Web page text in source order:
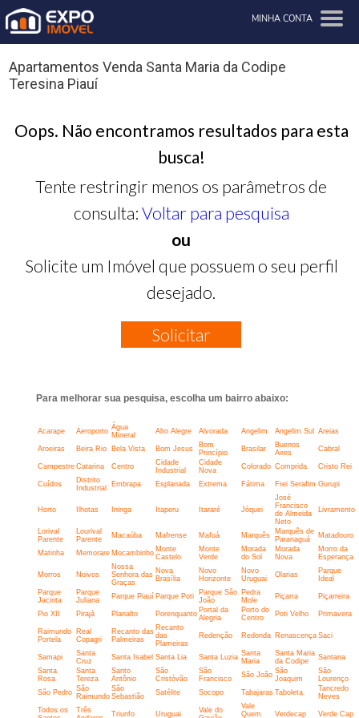
MINHA CONTA
Apartamentos Venda Santa Maria da Codipe
Teresina Piauí
Oops. Não encontramos resultados para esta
busca!
Tente restringir menos os parâmetros de
consulta: Voltar para pesquisa
ou
Solicite um Imóvel que possuem o seu perfil
desejado.
Solicitar
Para melhorar sua pesquisa, escolha um bairro abaixo:
Acarape Aeroporto Água
Mineral
Alto Alegre Alvorada Angelim Angelim Sul Areias
Aroeiras Beira Rio Bela Vista Bom Jesus
Bom
Princípio
Brasilar
Buenos
Aires
Cabral
Campestre Catarina Centro
Cidade
Industrial
Cidade
Nova
Colorado Comprida Cristo Rei
Cuídos
Distrito
Industrial
Embrapa Esplanada Extrema Fátima Frei Serafim Gurupi
Horto Ilhotas Ininga Itaperu Itararé Jóquei
José
Francisco
de Almeida
Neto
Livramento
Lorival
Parente
Lourival
Parente
Macaúba Mafrense Mafuá Marquês
Marquês de
Paranaguá
Matadouro
Matinha Memorare Mocambinho Monte
Castelo
Monte
Verde
Morada
do Sol
Morada
Nova
Morro da
Esperança
Morros Noivos
Nossa
Senhora das
Graças
Nova
Brasília
Novo
Horizonte
Novo
Uruguai
Olarias
Parque
Ideal
Parque
Jacinta
Parque
Juliana
Parque Piauí Parque Poti
Parque São
João
Pedra
Mole
Piçarra Piçarreira
Pio XII Pirajá Planalto Porenquanto Portal da
Alegria
Porto do
Centro
Poti Velho Primavera
Raimundo
Portela
Real
Copagri
Recanto das
Palmeiras
Recanto
das
Plameiras
Redenção Redonda Renascença Saci
Samapi
Santa
Cruz
Santa Isabel Santa Lia Santa Luzia Santa
Maria
Santa Maria
da Codipe
Santana
Santa
Rosa
Santa
Tereza
Santo
Antônio
São
Cristóvão
São
Francisco
São João São
Joaquim
São
Lourenço
São Pedro São
Raimundo
São
Sebastião
Satélite Socopo Tabajaras Taboleta
Tancredo
Neves
Todos os
Três
Triunfo Uruguai
Vale do
Vale
Quem
Verdecap Verde Cap